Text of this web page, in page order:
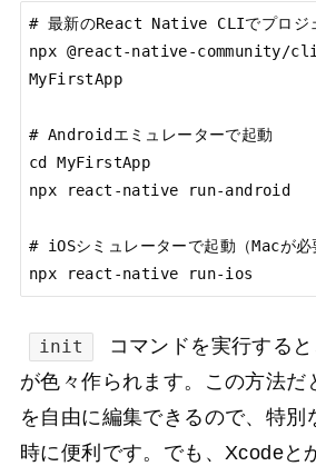
# 最新のReact Native CLIでプロジ
npx @react-native-community/
MyFirstApp
# Androidエミュレーターで起動
cd MyFirstApp
npx react-native run-android
# iOSシミュレーターで起動（Macが必
npx react-native run-ios
init
コマンドを実行する
が色々作られます。この方法だ
を自由に編集できるので、特別
時に便利です。でも、Xcodeと